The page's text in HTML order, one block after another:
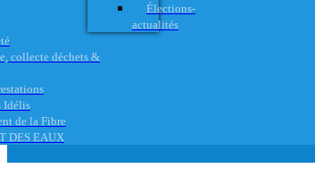
Élections-
actualités
collecte déchets &
Idélis
de la Fibre
DES EAUX